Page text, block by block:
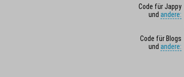
Code für Jappy
und andere:
Code für Blogs
und andere: